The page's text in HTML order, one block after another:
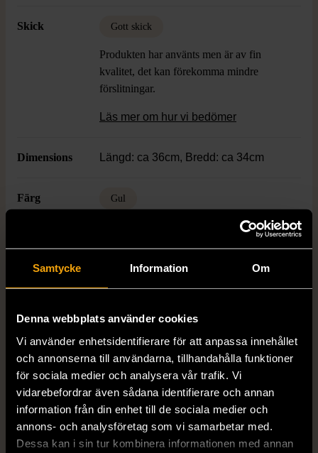
Samtycke Information Om
Denna webbplats använder cookies
Vi använder enhetsidentifierare för att anpassa innehållet
och annonserna till användarna, tillhandahålla funktioner
för sociala medier och analysera vår trafik. Vi
vidarebefordrar även sådana identifierare och annan
information från din enhet till de sociala medier och
annons- och analysföretag som vi samarbetar med.
Dessa kan i sin tur kombinera informationen med annan
Skick Gott skick
Produkten har använts men är av fin
kvalitet, det kan förekomma mindre
förslitningar.
Läs mer om hur vi bedömer
Dimensions Längd: ca 36cm, Bredd: ca 34cm
Färg Gul
14 dagars ångerrät.